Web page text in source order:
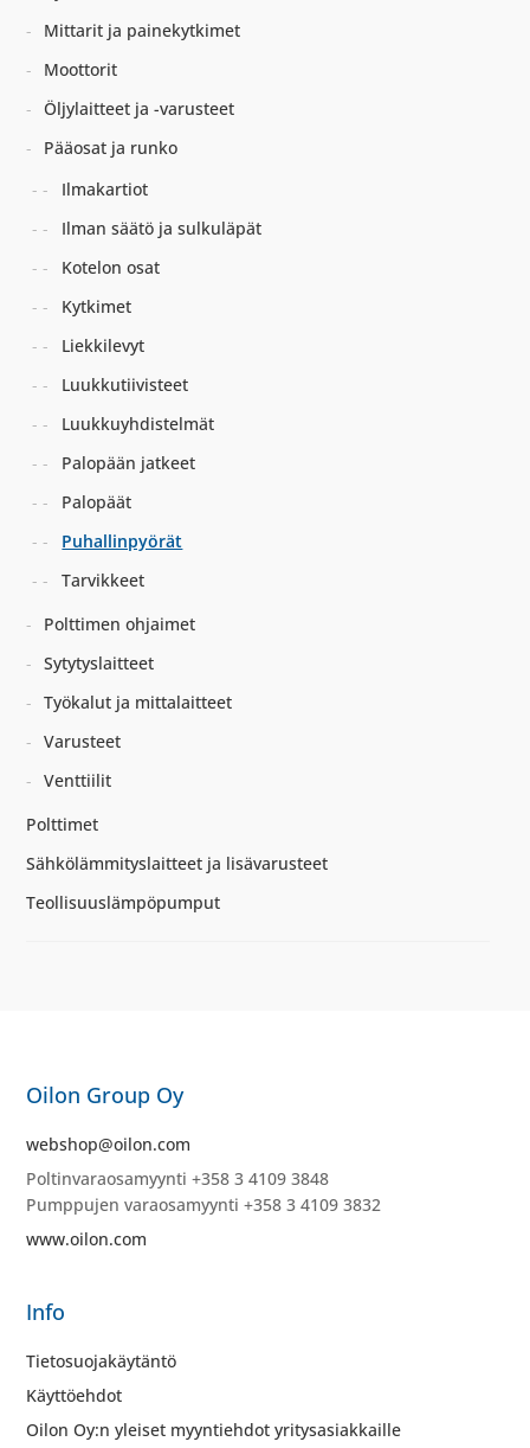
Mittarit ja painekytkimet
Moottorit
Öljylaitteet ja -varusteet
Pääosat ja runko
Ilmakartiot
Ilman säätö ja sulkuläpät
Kotelon osat
Kytkimet
Liekkilevyt
Luukkutiivisteet
Luukkuyhdistelmät
Palopään jatkeet
Palopäät
Puhallinpyörät
Tarvikkeet
Polttimen ohjaimet
Sytytyslaitteet
Työkalut ja mittalaitteet
Varusteet
Venttiilit
Polttimet
Sähkölämmityslaitteet ja lisävarusteet
Teollisuuslämpöpumput
Oilon Group Oy
webshop@oilon.com
Poltinvaraosamyynti +358 3 4109 3848
Pumppujen varaosamyynti +358 3 4109 3832
www.oilon.com
Info
Tietosuojakäytäntö
Käyttöehdot
Oilon Oy:n yleiset myyntiehdot yritysasiakkaille